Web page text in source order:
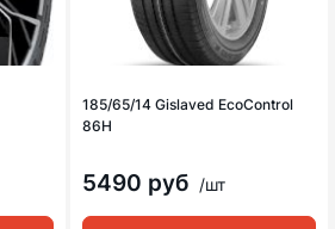
185/65/14 Gislaved EcoControl
86H
5490 руб /шт